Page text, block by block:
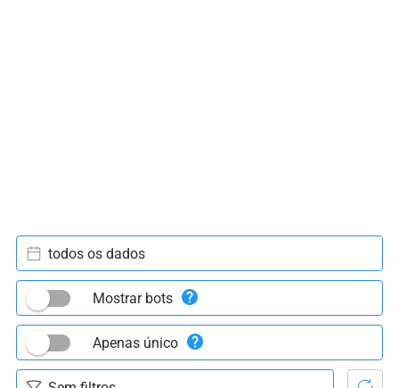
todos os dados
Mostrar bots
Apenas único